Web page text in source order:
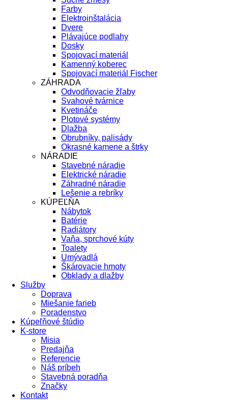
Farby
Elektroinštalácia
Dvere
Plávajúce podlahy
Dosky
Spojovací materiál
Kamenný koberec
Spojovací materiál Fischer
ZÁHRADA
Odvodňovacie žľaby
Svahové tvárnice
Kvetináče
Plotové systémy
Dlažba
Obrubníky, palisády
Okrasné kamene a štrky
NÁRADIE
Stavebné náradie
Elektrické náradie
Záhradné náradie
Lešenie a rebríky
KÚPEĽŇA
Nábytok
Batérie
Radiátory
Vaňa, sprchové kúty
Toalety
Umývadlá
Škárovacie hmoty
Obklady a dlažby
Služby
Doprava
Miešanie farieb
Poradenstvo
Kúpeľňové štúdio
K-store
Misia
Predajňa
Referencie
Náš príbeh
Stavebná poradňa
Značky
Kontakt